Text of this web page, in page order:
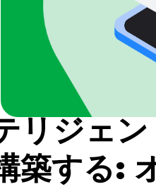
リジェ
築する: